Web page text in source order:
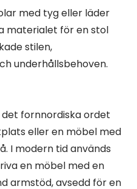
med tyg eller läder
materialet för en stol
stilen,
underhållsbehoven.
fornnordiska ordet
eller en möbel med
I modern tid används
en möbel med en
armstöd, avsedd för en